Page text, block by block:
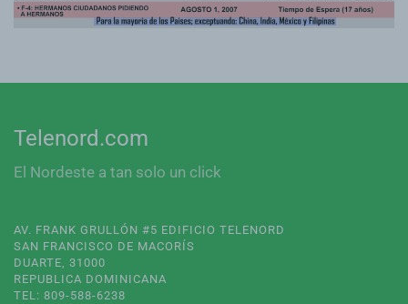
Telenord.com
El Nordeste a tan solo un click
AV. FRANK GRULLÓN #5 EDIFICIO TELENORD
SAN FRANCISCO DE MACORÍS
DUARTE, 31000
REPUBLICA DOMINICANA
TEL: 809-588-6238